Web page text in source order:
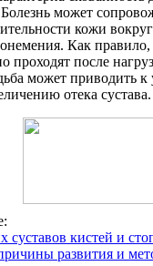
может
кожи
онемения. Как
проходят после
может приводить
отека сустава.
суставов кистей и
развития и